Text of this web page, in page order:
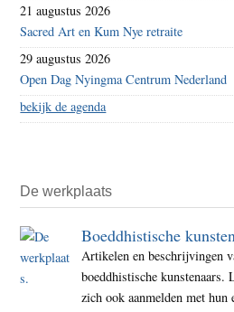
21 augustus 2026
Sacred Art en Kum Nye retraite
29 augustus 2026
Open Dag Nyingma Centrum Nederland
bekijk de agenda
De werkplaats
Boeddhistische
Artikelen en beschrijvingen
boeddhistische kunstenaars.
zich ook aanmelden met hun